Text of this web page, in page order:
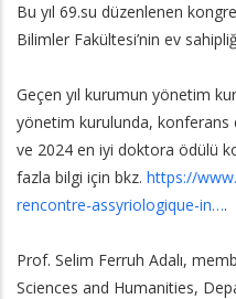
Bu yıl 69.su düzenlenen
Bilimler Fakültesi’nin ev
Geçen yıl kurumun yönetim
yönetim kurulunda, konferans
ve 2024 en iyi doktora ödülü
fazla bilgi için bkz. https://
rencontre-assyriologique-in….
Prof. Selim Ferruh Adalı,
Sciences and Humanities,